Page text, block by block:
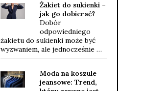
Żakiet do sukienki –
jak go dobierać?
Dobór
odpowiedniego
żakietu do sukienki może być
wyzwaniem, ale jednocześnie …
Moda na koszule
jeansowe: Trend,